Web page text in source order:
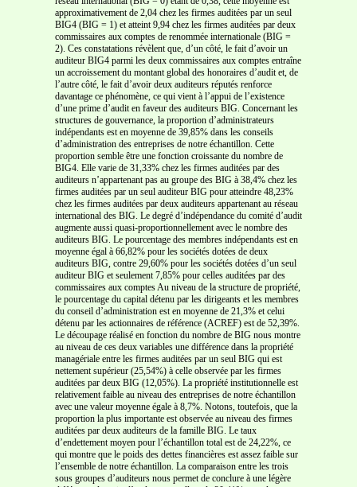
approximativement de 2,04 chez les firmes auditées par un seul
BIG4 (BIG = 1) et atteint 9,94 chez les firmes auditées par deux
commissaires aux comptes de renommée internationale (BIG =
2). Ces constatations révèlent que, d’un côté, le fait d’avoir un
auditeur BIG4 parmi les deux commissaires aux comptes entraîne
un accroissement du montant global des honoraires d’audit et, de
l’autre côté, le fait d’avoir deux auditeurs réputés renforce
davantage ce phénomène, ce qui vient à l’appui de l’existence
d’une prime d’audit en faveur des auditeurs BIG. Concernant les
structures de gouvernance, la proportion d’administrateurs
indépendants est en moyenne de 39,85% dans les conseils
d’administration des entreprises de notre échantillon. Cette
proportion semble être une fonction croissante du nombre de
BIG4. Elle varie de 31,33% chez les firmes auditées par des
auditeurs n’appartenant pas au groupe des BIG à 38,4% chez les
firmes auditées par un seul auditeur BIG pour atteindre 48,23%
chez les firmes auditées par deux auditeurs appartenant au réseau
international des BIG. Le degré d’indépendance du comité d’audit
augmente aussi quasi-proportionnellement avec le nombre des
auditeurs BIG. Le pourcentage des membres indépendants est en
moyenne égal à 66,82% pour les sociétés dotées de deux
auditeurs BIG, contre 29,60% pour les sociétés dotées d’un seul
auditeur BIG et seulement 7,85% pour celles auditées par des
commissaires aux comptes Au niveau de la structure de propriété,
le pourcentage du capital détenu par les dirigeants et les membres
du conseil d’administration est en moyenne de 21,3% et celui
détenu par les actionnaires de référence (ACREF) est de 52,39%.
Le découpage réalisé en fonction du nombre de BIG nous montre
au niveau de ces deux variables une différence dans la propriété
managériale entre les firmes auditées par un seul BIG qui est
nettement supérieur (25,54%) à celle observée par les firmes
auditées par deux BIG (12,05%). La propriété institutionnelle est
relativement faible au niveau des entreprises de notre échantillon
avec une valeur moyenne égale à 8,7%. Notons, toutefois, que la
proportion la plus importante est observée au niveau des firmes
auditées par deux auditeurs de la famille BIG. Le taux
d’endettement moyen pour l’échantillon total est de 24,22%, ce
qui montre que le poids des dettes financières est assez faible sur
l’ensemble de notre échantillon. La comparaison entre les trois
sous groupes d’auditeurs nous permet de conclure à une légère